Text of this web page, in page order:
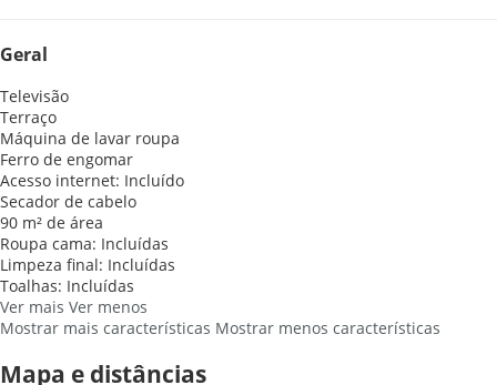
Geral
Televisão
Terraço
Máquina de lavar roupa
Ferro de engomar
Acesso internet: Incluído
Secador de cabelo
90 m² de área
Roupa cama: Incluídas
Limpeza final: Incluídas
Toalhas: Incluídas
Ver mais Ver menos
Mostrar mais características Mostrar menos características
Mapa e distâncias